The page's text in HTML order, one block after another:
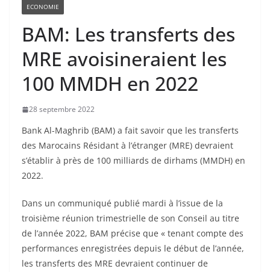
ECONOMIE
BAM: Les transferts des
MRE avoisineraient les
100 MMDH en 2022
28 septembre 2022
Bank Al-Maghrib (BAM) a fait savoir que les transferts
des Marocains Résidant à l’étranger (MRE) devraient
s’établir à près de 100 milliards de dirhams (MMDH) en
2022.
Dans un communiqué publié mardi à l’issue de la
troisième réunion trimestrielle de son Conseil au titre
de l’année 2022, BAM précise que « tenant compte des
performances enregistrées depuis le début de l’année,
les transferts des MRE devraient continuer de